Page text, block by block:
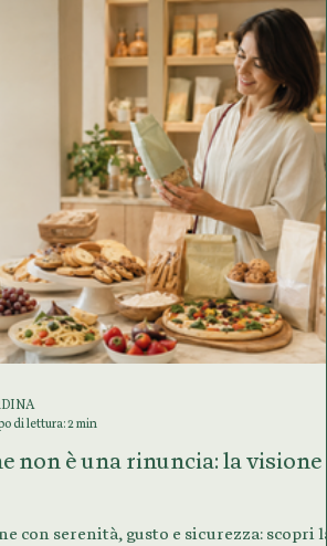
di Sanità, l’unico trattamento
rigorosamente priva di glutine, da
non è una rinuncia: la